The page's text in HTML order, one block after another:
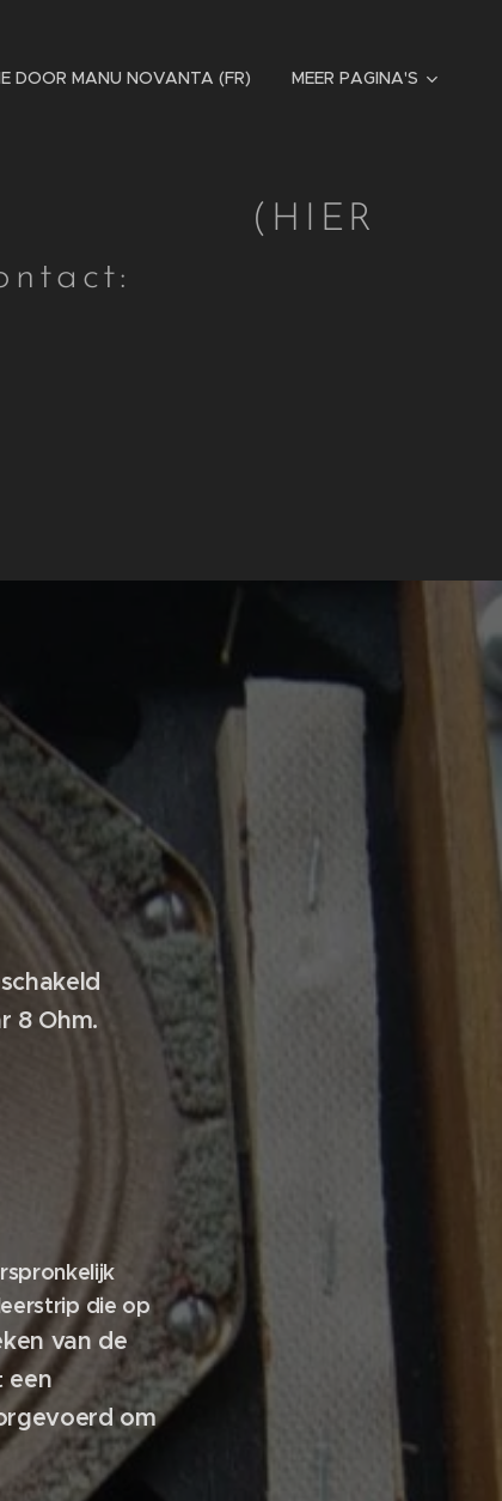
DOOR MANU NOVANTA (FR) MEER PAGINA'S
8 Ohm.
die op
van de
een
om